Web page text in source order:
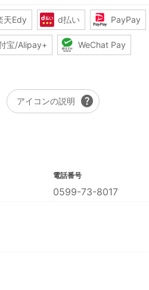
天Edy d払い PayPay
宝/Alipay+ WeChat Pay
アイコンの説明 help
電話番号
0599-73-8017